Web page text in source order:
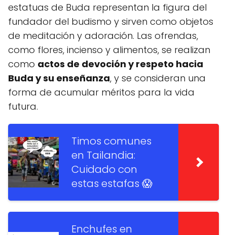
estatuas de Buda representan la figura del
fundador del budismo y sirven como objetos
de meditación y adoración. Las ofrendas,
como flores, incienso y alimentos, se realizan
como actos de devoción y respeto hacia
Buda y su enseñanza, y se consideran una
forma de acumular méritos para la vida
futura.
Timos comunes
en Tailandia:
Cuidado con
estas estafas 😱
Enchufes en